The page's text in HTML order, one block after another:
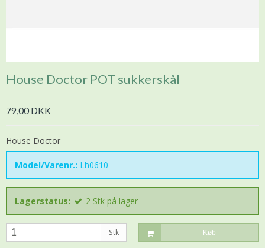
House Doctor POT sukkerskål
79,00 DKK
House Doctor
Model/Varenr.: Lh0610
Lagerstatus: 2 Stk på lager
Stk Køb